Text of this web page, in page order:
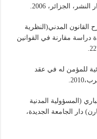
الجزائر، 2006.
المدني(النظرية
دراسة مقارنة في القوانين
للمؤمن له في عقد
(المسؤولية المدنية
دار الجامعة الجديدة،